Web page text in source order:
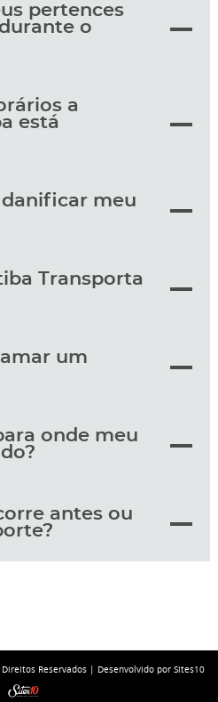
pertences
o
a
está
meu
Transporta
um
onde meu
antes ou
Reservados | Desenvolvido por Sites10